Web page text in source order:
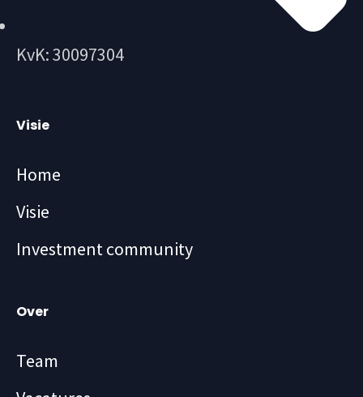
KvK: 30097304
Visie
Home
Visie
Investment community
Over
Team